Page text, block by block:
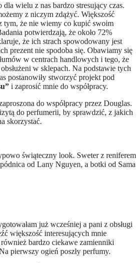
wielu z nas bardzo stresujący czas.
z niczym zdążyć. Większość
tym, że nie wiemy co kupić swoim
potwierdzają, że około 72%
że ich strach spowodowany jest
prezent nie spodoba się. Obawiamy się
w centrach handlowych i tego, że
w sklepach. Na podstawie tych
postanowiły stworzyć projekt pod
i zaprosić mnie do współpracy.
do współpracy przez Douglas.
do perfumerii, by sprawdzić, z jakich
skorzystać.
świąteczny look. Sweter z reniferem
od Lany Nguyen, a botki od Sama
już wcześniej a pani z obsługi
większość interesujących mnie
bardzo ciekawe zamienniki
pierwszy ogień poszły perfumy.